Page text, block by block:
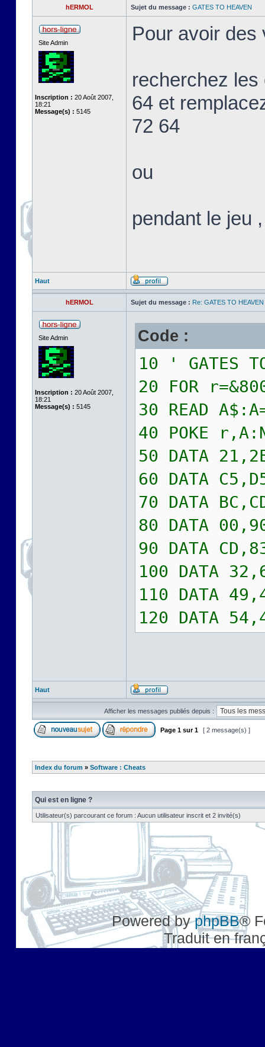
hERMOL Sujet du message : GATES TO HEAVEN
Site Admin
Inscription : 20 Août 2007,
18:21
Message(s) : 5145
Pour avoir des
recherchez
64 et
72 64
ou
pendant le jeu
Haut
hERMOL Sujet du message : Re: GATES TO HEAVEN
Site Admin
Inscription : 20 Août 2007,
18:21
Message(s) : 5145
Code :
10 ' GATES
20 FOR
30 READ
40 POKE
50 DATA
60 DATA
70 DATA
80 DATA
90 DATA
100 DATA
110 DATA
120 DATA
Haut
Afficher les messages publiés depuis :
Page 1 sur1 [ 2 message(s) ]
Index du forum » Software : Cheats
Qui est en ligne ?
Utilisateur(s) parcourant ce forum : Aucun utilisateur inscrit et 2 invité(s)
Powered byphpBB®
Traduit en